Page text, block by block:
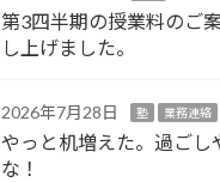
第3四半期の授業料のご
し上げました。
2026年7月28日 塾 業務連絡
やっと机増えた。過ごし
な！